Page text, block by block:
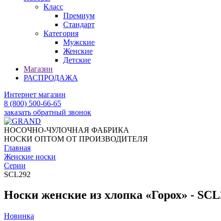
Класс
Премиум
Стандарт
Категория
Мужские
Женские
Детские
Магазин
РАСПРОДАЖА
Интернет магазин
8 (800) 500-66-65
заказать обратный звонок
НОСОЧНО-ЧУЛОЧНАЯ ФАБРИКА
НОСКИ ОПТОМ ОТ ПРОИЗВОДИТЕЛЯ
Главная
Женские носки
Серии
SCL292
Носки женские из хлопка «Горох» -
Новинка